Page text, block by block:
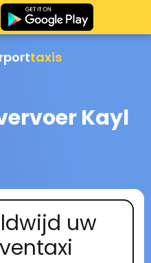
taxis
Kayl
uw